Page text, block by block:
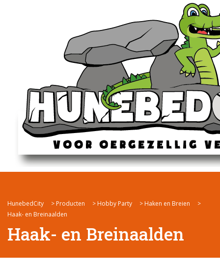
HunebedCity > Producten > Hobby Party > Haken en Breien
>
Haak- en Breinaalden
Haak- en Breinaalden